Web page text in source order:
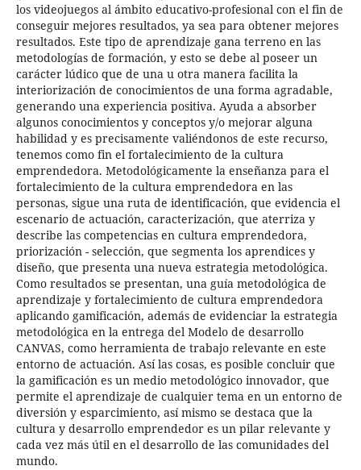
los videojuegos al ámbito educativo-profesional con el fin de
conseguir mejores resultados, ya sea para obtener mejores
resultados. Este tipo de aprendizaje gana terreno en las
metodologías de formación, y esto se debe al poseer un
carácter lúdico que de una u otra manera facilita la
interiorización de conocimientos de una forma agradable,
generando una experiencia positiva. Ayuda a absorber
algunos conocimientos y conceptos y/o mejorar alguna
habilidad y es precisamente valiéndonos de este recurso,
tenemos como fin el fortalecimiento de la cultura
emprendedora. Metodológicamente la enseñanza para el
fortalecimiento de la cultura emprendedora en las
personas, sigue una ruta de identificación, que evidencia el
escenario de actuación, caracterización, que aterriza y
describe las competencias en cultura emprendedora,
priorización - selección, que segmenta los aprendices y
diseño, que presenta una nueva estrategia metodológica.
Como resultados se presentan, una guía metodológica de
aprendizaje y fortalecimiento de cultura emprendedora
aplicando gamificación, además de evidenciar la estrategia
metodológica en la entrega del Modelo de desarrollo
CANVAS, como herramienta de trabajo relevante en este
entorno de actuación. Así las cosas, es posible concluir que
la gamificación es un medio metodológico innovador, que
permite el aprendizaje de cualquier tema en un entorno de
diversión y esparcimiento, así mismo se destaca que la
cultura y desarrollo emprendedor es un pilar relevante y
cada vez más útil en el desarrollo de las comunidades del
mundo.